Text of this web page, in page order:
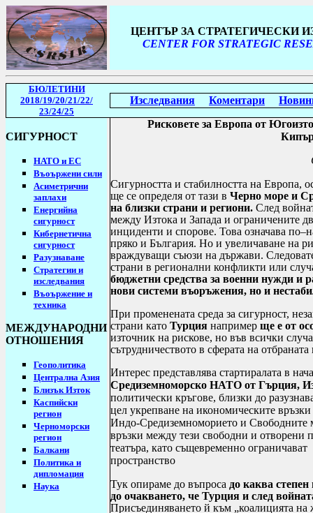
ЦЕНТЪР ЗА СТРАТЕГИЧЕСКИ
CENTER FOR STRATEGIC
БЮЛЕТИНИ
2018/19/20/21/22/
23/24/25
Изследвания Коментари
СИГУРНОСТ
НАТО и ЕС
Въоържени сили
Асиметрични
заплахи
Енергийна
сигурност
Кибернетична
сигурност
Разузнаване
Стратегии и
изследвания
Въоържение и
техника
МЕЖДУНАРОДНИ
ОТНОШЕНИЯ
Геополитика
Централна Азия
Близък Изток
Каспийски
регион
Черноморски
регион
Балкани
Политика и
дипломация
Наука
Рисковете за Европа от
Сигурността и стабилността на Европа,
ще се определя от тази в Черно море и
на близки страни и региони. След
между Изтока и Запада и ограничените
инциденти и спорове. Това означава
пряко и България. Но и увеличаване на
враждуващи съюзи на държави.
страни в регионални конфликти или
бюджетни средства за военни нужди и
нови системи въоръжения, но и
При променената среда за сигурност,
страни като Турция например ще е от
източник на рискове, но във всички
сътрудничеството в сферата на
Интерес представлява стартиралата в
Средиземноморско НАТО от Гърция,
политически кръгове, близки до
цел укрепване на икономическите
Индо-Средиземноморието и Свободните
връзки между тези свободни и отворени
театъра, като същевременно
пространство
Тук опираме до въпроса до каква
до очакването, че Турция и след
Присъединяването й към „коалицията